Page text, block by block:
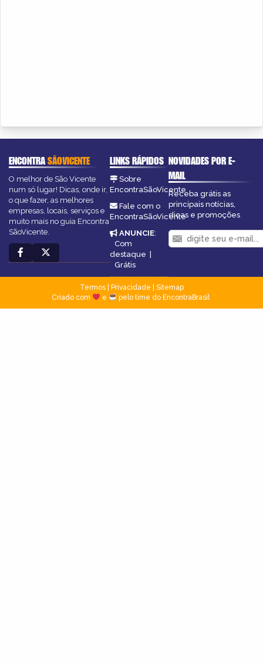
ENCONTRASÃOVICENTE
O melhor de São Vicente
num só lugar! Dicas, onde ir,
o que fazer, as melhores
empresas, locais, serviços e
muito mais no guia Encontra
SãoVicente.
LINKS RÁPIDOS
Sobre
EncontraSãoVicente
Fale com o
EncontraSãoVicente
ANUNCIE:
Com
destaque |
Grátis
NOVIDADES POR E-
MAIL
Receba grátis as
principais notícias,
dicas e promoções
Termos| Privacidade
Sitemap
Criado com
e pelo time do EncontraBrasil